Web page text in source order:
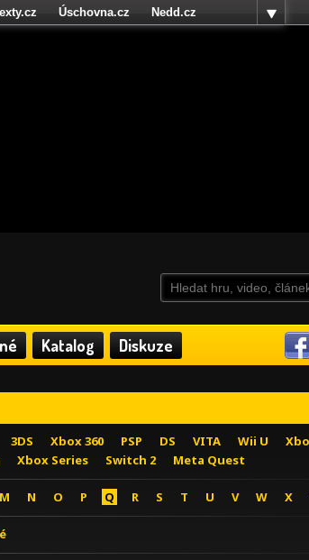
Katalog Diskuze
3DS Xbox 360 PSP DS VITA Wii U
Xbox Series Switch 2 Meta Quest
M N O P Q R S T U V W X
Úschovna.cz
Nedd.cz